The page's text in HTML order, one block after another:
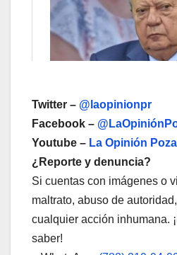
Twitter – @laopinionpr
Facebook –
Youtube – La Opinión
¿Reporte y denuncia?
Si cuentas con imágenes o
maltrato, abuso de
cualquier acción inhumana.
saber!